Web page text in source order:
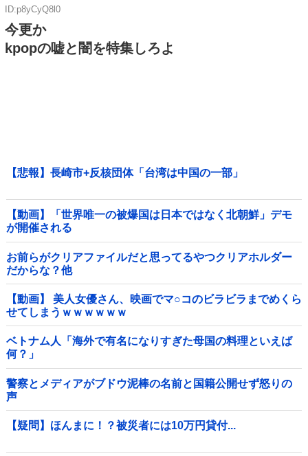
ID:p8yCyQ8l0
今更か
kpopの嘘と闇を特集しろよ
【悲報】長崎市+反核団体「台湾は中国の一部」
【動画】「世界唯一の被爆国は日本ではなく北朝鮮」デモ
が開催される
お前らがクリアファイルだと思ってるやつクリアホルダー
だからな？他
【動画】 美人女優さん、映画でマ○コのビラビラまでめくら
せてしまうｗｗｗｗｗｗ
ベトナム人「海外で有名になりすぎた母国の料理といえば
何？」
警察とメディアがブドウ泥棒の名前と国籍公開せず怒りの
声
【疑問】ほんまに！？被災者には10万円貸付...